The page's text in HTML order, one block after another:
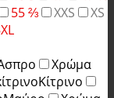
55 ⅔ XXS
XS
Χρώμα
Κίτρινο